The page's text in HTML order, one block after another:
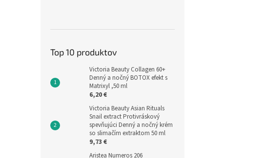
Top 10 produktov
Victoria Beauty Collagen 60+
Denný a nočný BOTOX efekt s
Matrixyl ,50 ml
6,20 €
Victoria Beauty Asian Rituals
Snail extract Protivráskový
spevňujúci Denný a nočný krém
so slimačím extraktom 50 ml
9,73 €
Aristea Numeros 206